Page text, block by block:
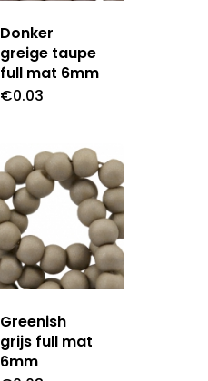
Donker
greige taupe
full mat 6mm
€0.03
Greenish
grijs full mat
6mm